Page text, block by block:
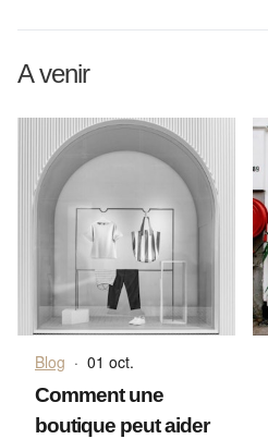
A venir
Blog · 01 oct.
Comment une
boutique peut aider